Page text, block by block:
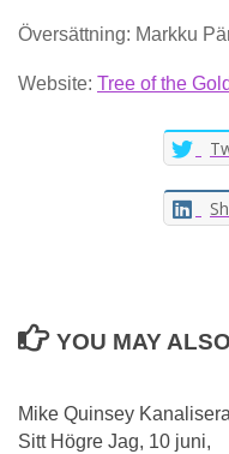
Översättning: Markku
Website: Tree of the
YOU MAY
Mike Quinsey
Sitt Högre Jag, 10 juni,